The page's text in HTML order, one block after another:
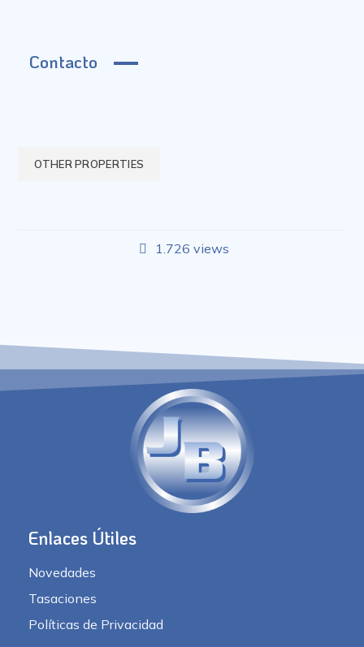
Contacto
OTHER PROPERTIES
1.726 views
Enlaces Útiles
Novedades
Tasaciones
Políticas de Privacidad